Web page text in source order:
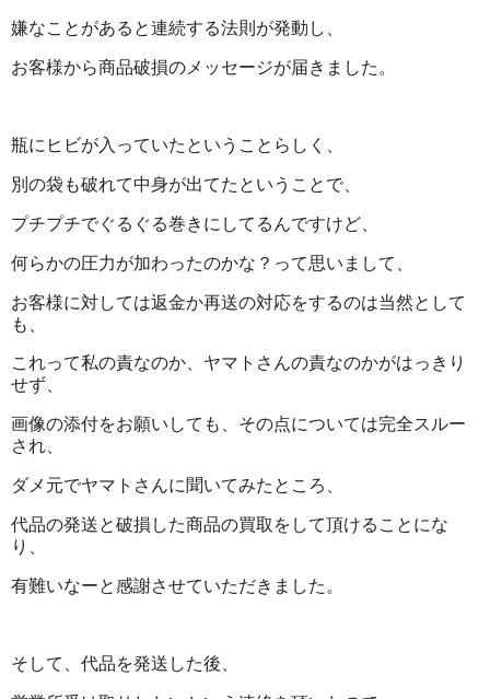
嫌なことがあると連続する法則が発動し、
お客様から商品破損のメッセージが届きました。
瓶にヒビが入っていたということらしく、
別の袋も破れて中身が出てたということで、
プチプチでぐるぐる巻きにしてるんですけど、
何らかの圧力が加わったのかな？って思いまして、
お客様に対しては返金か再送の対応をするのは当然として
も、
これって私の責なのか、ヤマトさんの責なのかがはっきり
せず、
画像の添付をお願いしても、その点については完全スルー
され、
ダメ元でヤマトさんに聞いてみたところ、
代品の発送と破損した商品の買取をして頂けることにな
り、
有難いなーと感謝させていただきました。
そして、代品を発送した後、